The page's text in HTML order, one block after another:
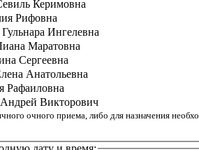
Керимовна
Рифовна
Ингелевна
Маратовна
Сергеевна
Анатольевна
Рафаиловна
Викторович
очного приема, либо для назначения